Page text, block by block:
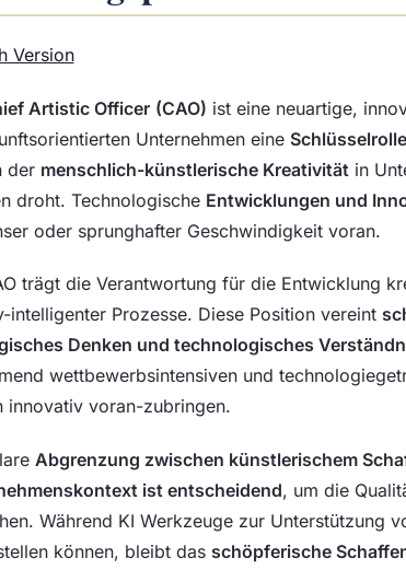
Version
Artistic Officer (CAO) ist eine neuartige,
Unternehmen eine Schlüsselrolle
der menschlich-künstlerische Kreativität in
droht. Technologische Entwicklungen und
oder sprunghafter Geschwindigkeit voran.
trägt die Verantwortung für die Entwicklung
intelligenter Prozesse. Diese Position vereint
Denken und technologisches
wettbewerbsintensiven und
innovativ voran-zubringen.
Abgrenzung zwischen künstlerischem
ist entscheidend, um die
Während KI Werkzeuge zur Unterstützung
können, bleibt das schöpferische